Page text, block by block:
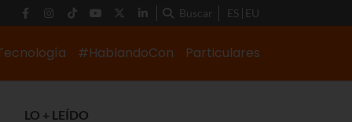
Buscar ES EU
#HablandoCon Particulares
LO + LEÍDO